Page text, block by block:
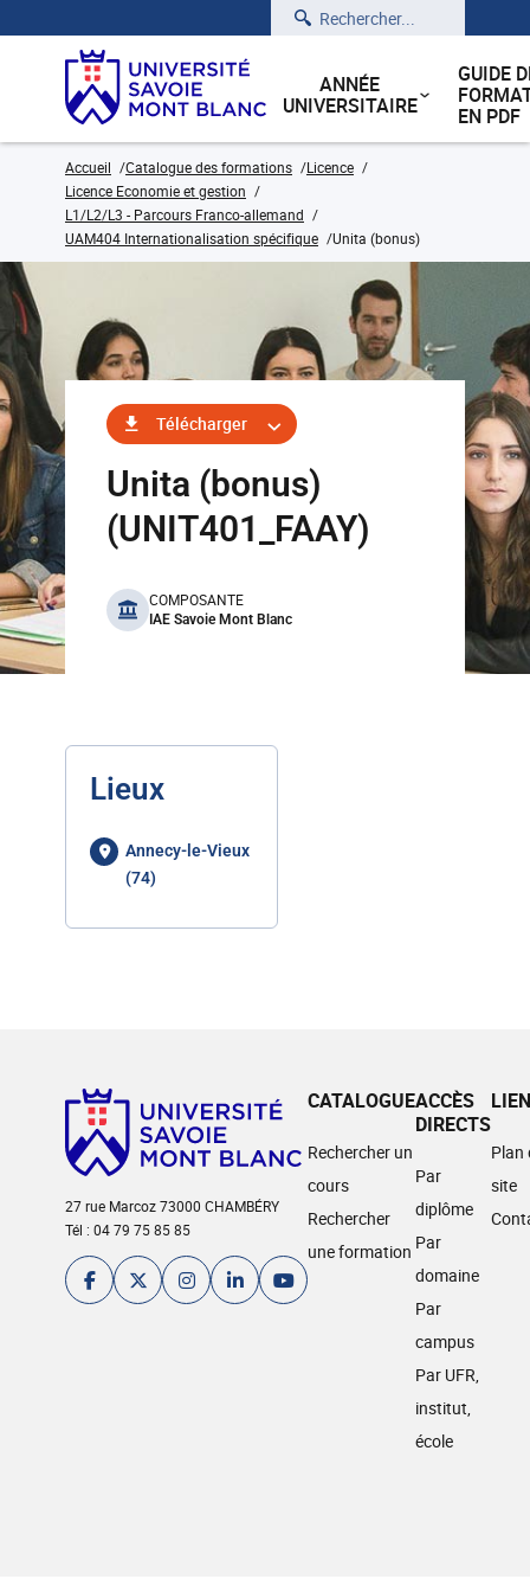
Rechercher
ANNÉE
UNIVERSITAIRE
GUIDE
EN PDF
Accueil Catalogue des formations
Licence
Licence Economie et gestion
L1/L2/L3 - Parcours Franco-allemand
UAM404 Internationalisation spécifique
Unita (bonus)
Télécharger
Unita (bonus)
(UNIT401_FAAY)
benefits
COMPOSANTE
IAE Savoie Mont Blanc
Lieux
Annecy-le-Vieux
(74)
27 rue Marcoz 73000 CHAMBÉRY
Tél : 04 79 75 85 85
CATALOGUE
Rechercher un
cours
Rechercher
une formation
ACCÈS
DIRECTS
Par
diplôme
Par
domaine
Par
campus
Par UFR,
institut,
école
Plan
site